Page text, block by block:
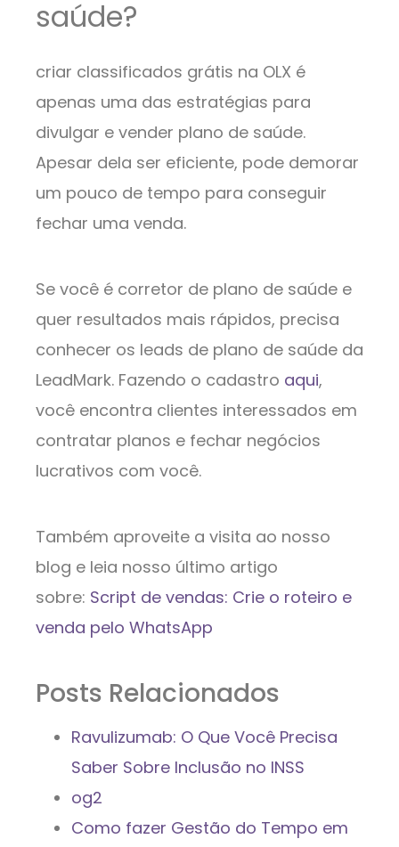
saúde?
criar classificados grátis na OLX é
apenas uma das estratégias para
divulgar e vender plano de saúde.
Apesar dela ser eficiente, pode demorar
um pouco de tempo para conseguir
fechar uma venda.
Se você é corretor de plano de saúde e
quer resultados mais rápidos, precisa
conhecer os leads de plano de saúde da
LeadMark. Fazendo o cadastro aqui,
você encontra clientes interessados em
contratar planos e fechar negócios
lucrativos com você.
Também aproveite a visita ao nosso
blog e leia nosso último artigo
sobre: Script de vendas: Crie o roteiro e
venda pelo WhatsApp
Posts Relacionados
Ravulizumab: O Que Você Precisa
Saber Sobre Inclusão no INSS
og2
Como fazer Gestão do Tempo em